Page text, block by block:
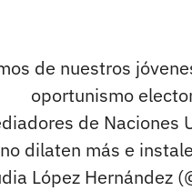
de nuestros
oportunismo
de
dilaten más e
López Hernández